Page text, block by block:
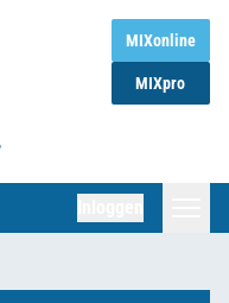
MIXonline
MIXpro